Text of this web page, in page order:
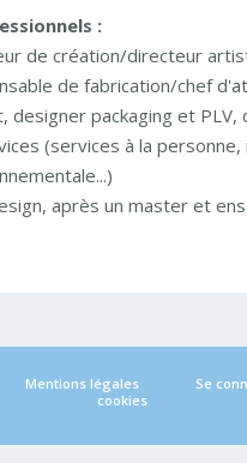
:
de création/directeur
de fabrication/chef
designer packaging et
(services à la
après un master et
Mentions légales Se
cookies